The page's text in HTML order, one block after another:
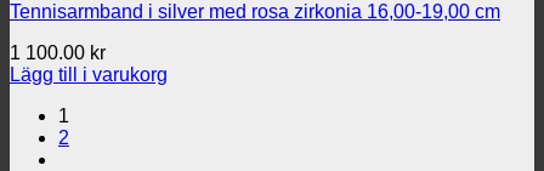
Tennisarmband i silver med rosa zirkonia 16,00-19,00 cm
1 100.00 kr
Lägg till i varukorg
1
2